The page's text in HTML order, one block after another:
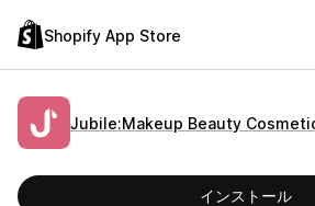
Shopify App Store
Jubile:Makeup Beauty
インストール